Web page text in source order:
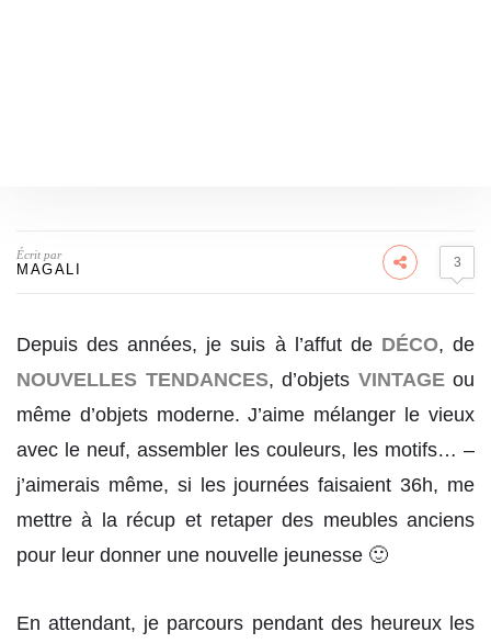
Écrit par
MAGALI 3
Depuis des années, je suis à l’affut de DÉCO, de
NOUVELLES TENDANCES, d’objets VINTAGEou
même d’objets moderne. J’aime mélanger le vieux
avec le neuf, assembler les couleurs, les motifs… –
j’aimerais même, si les journées faisaient 36h, me
mettre à la récup et retaper des meubles anciens
pour leur donner une nouvelle jeunesse 🙂
En attendant, je parcours pendant des heureux les